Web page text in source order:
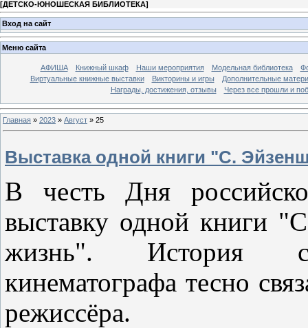
[ДЕТСКО-ЮНОШЕСКАЯ БИБЛИОТЕКА]
Вход на сайт
Меню сайта
АФИША Книжный шкаф Наши мероприятия Модельная библиотека
Виртуальные книжные выставки
Викторины и игры
Дополнительные
Награды, достижения, отзывы
Через все прошли и
Главная » 2023 » Август » 25
Выставка одной книги "С.
В честь Дня
выставку одной книги
жизнь". История
кинематографа тесно
режиссёра.